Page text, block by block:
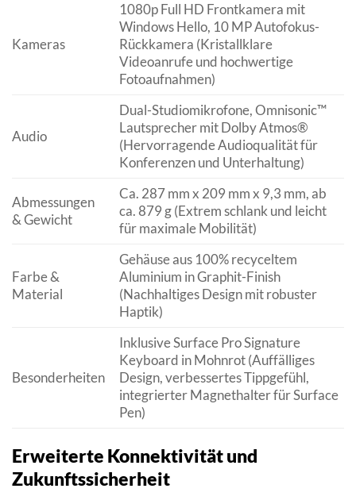
Kameras
1080p Full HD Frontkamera mit
Windows Hello, 10 MP Autofokus-
Rückkamera (Kristallklare
Videoanrufe und hochwertige
Fotoaufnahmen)
Audio
Dual-Studiomikrofone, Omnisonic™
Lautsprecher mit Dolby Atmos®
(Hervorragende Audioqualität für
Konferenzen und Unterhaltung)
Abmessungen
& Gewicht
Ca. 287 mm x 209 mm x 9,3 mm, ab
ca. 879 g (Extrem schlank und leicht
für maximale Mobilität)
Farbe &
Material
Gehäuse aus 100% recyceltem
Aluminium in Graphit-Finish
(Nachhaltiges Design mit robuster
Haptik)
Besonderheiten
Inklusive Surface Pro Signature
Keyboard in Mohnrot (Auffälliges
Design, verbessertes Tippgefühl,
integrierter Magnethalter für Surface
Pen)
Erweiterte Konnektivität und
Zukunftssicherheit